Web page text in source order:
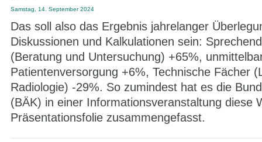
Samstag, 14. September 2024
Das soll also das Ergebnis jahrelanger
Diskussionen und Kalkulationen sein:
(Beratung und Untersuchung) +65%,
Patientenversorgung +6%, Technische Fächer
Radiologie) -29%. So zumindest hat es die
(BÄK) in einer Informationsveranstaltung diese
Präsentationsfolie zusammengefasst.